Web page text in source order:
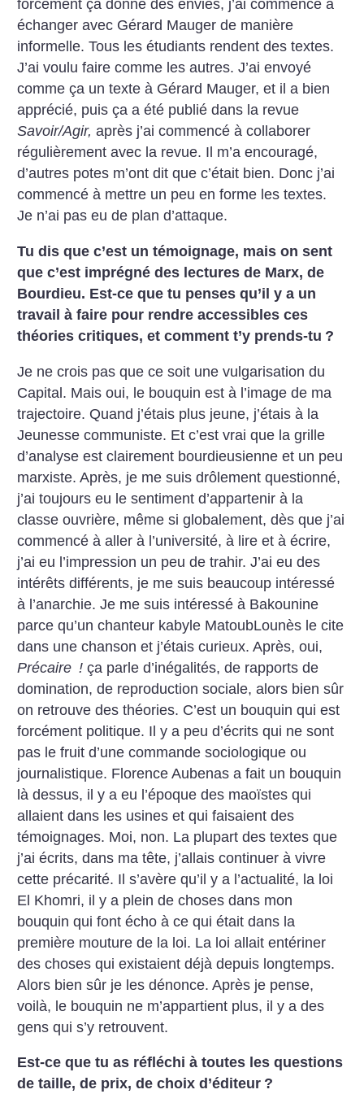
forcément ça donne des envies, j’ai commencé à
échanger avec Gérard Mauger de manière
informelle. Tous les étudiants rendent des textes.
J’ai voulu faire comme les autres. J’ai envoyé
comme ça un texte à Gérard Mauger, et il a bien
apprécié, puis ça a été publié dans la revue
Savoir/Agir, après j’ai commencé à collaborer
régulièrement avec la revue. Il m’a encouragé,
d’autres potes m’ont dit que c’était bien. Donc j’ai
commencé à mettre un peu en forme les textes.
Je n’ai pas eu de plan d’attaque.
Tu dis que c’est un témoignage, mais on sent
que c’est imprégné des lectures de Marx, de
Bourdieu. Est-ce que tu penses qu’il y a un
travail à faire pour rendre accessibles ces
théories critiques, et comment t’y prends-tu ?
Je ne crois pas que ce soit une vulgarisation du
Capital. Mais oui, le bouquin est à l’image de ma
trajectoire. Quand j’étais plus jeune, j’étais à la
Jeunesse communiste. Et c’est vrai que la grille
d’analyse est clairement bourdieusienne et un peu
marxiste. Après, je me suis drôlement questionné,
j’ai toujours eu le sentiment d’appartenir à la
classe ouvrière, même si globalement, dès que j’ai
commencé à aller à l’université, à lire et à écrire,
j’ai eu l’impression un peu de trahir. J’ai eu des
intérêts différents, je me suis beaucoup intéressé
à l’anarchie. Je me suis intéressé à Bakounine
parce qu’un chanteur kabyle MatoubLounès le cite
dans une chanson et j’étais curieux. Après, oui,
Précaire ! ça parle d’inégalités, de rapports de
domination, de reproduction sociale, alors bien sûr
on ­retrouve des théories. C’est un bouquin qui est
forcément politique. Il y a peu d’écrits qui ne sont
pas le fruit d’une commande sociologique ou
journalistique. Florence Aubenas a fait un bouquin
là dessus, il y a eu l’époque des maoïstes qui
allaient dans les usines et qui faisaient des
témoignages. Moi, non. La plupart des textes que
j’ai écrits, dans ma tête, j’allais continuer à vivre
cette précarité. Il s’avère qu’il y a l’actualité, la loi
El Khomri, il y a plein de choses dans mon
bouquin qui font écho à ce qui était dans la
première mouture de la loi. La loi allait entériner
des choses qui existaient déjà depuis longtemps.
Alors bien sûr je les dénonce. Après je pense,
voilà, le bouquin ne m’appartient plus, il y a des
gens qui s’y retrouvent.
Est-ce que tu as réfléchi à toutes les questions
de taille, de prix, de choix d’éditeur ?